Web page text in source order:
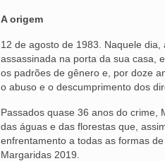
A origem
12 de agosto de 1983. Naquele
assassinada na porta da sua casa,
os padrões de gênero e, por doze
o abuso e o descumprimento dos
Passados quase 36 anos do crime,
das águas e das florestas que,
enfrentamento a todas as formas
Margaridas 2019.